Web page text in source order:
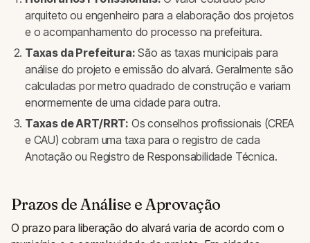
arquiteto ou engenheiro para a elaboração dos projetos
e o acompanhamento do processo na prefeitura.
Taxas da Prefeitura: São as taxas municipais para
análise do projeto e emissão do alvará. Geralmente são
calculadas por metro quadrado de construção e variam
enormemente de uma cidade para outra.
Taxas de ART/RRT: Os conselhos profissionais (CREA
e CAU) cobram uma taxa para o registro de cada
Anotação ou Registro de Responsabilidade Técnica.
Prazos de Análise e Aprovação
O prazo para liberação do alvará varia de acordo com o